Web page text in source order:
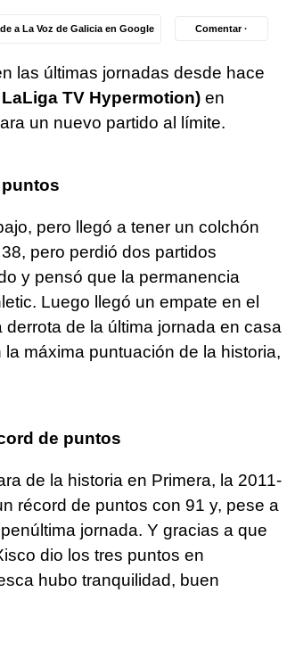
a La Voz de Galicia en Google Comentar ·
las últimas jornadas desde hace
TV Hypermotion)en
un nuevo partido al límite.
pero llegó a tener un colchón
pero perdió dos partidos
y pensó que la permanencia
Luego llegó un empate en el
de la última jornada en casa
máxima puntuación de la historia,
de puntos
de la historia en Primera, la 2011-
récord de puntos con 91 y, pese a
jornada. Y gracias a que
dio los tres puntos en
hubo tranquilidad, buen